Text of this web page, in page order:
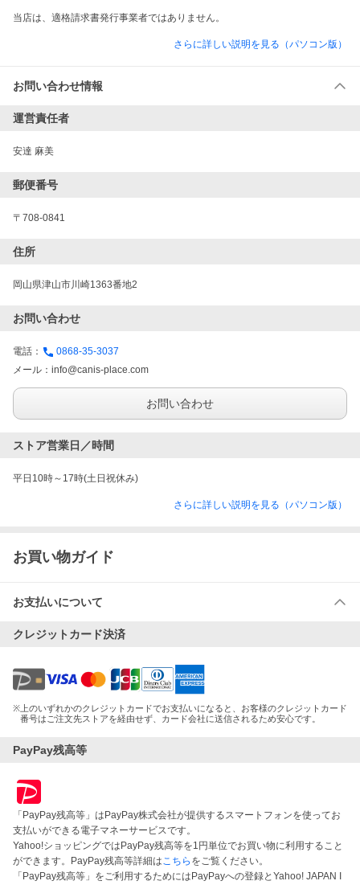
当店は、適格請求書発行事業者ではありません。
さらに詳しい説明を見る（パソコン版）
お問い合わせ情報
運営責任者
安達 麻美
郵便番号
〒708-0841
住所
岡山県津山市川崎1363番地2
お問い合わせ
電話：
0868-35-3037
メール： info@canis-place.com
お問い合わせ
ストア営業日／時間
平日10時～17時(土日祝休み)
さらに詳しい説明を見る（パソコン版）
お買い物ガイド
お支払いについて
クレジットカード決済
※ 上のいずれかのクレジットカードでお支払いになると、お客様のクレジットカード
番号はご注文先ストアを経由せず、カード会社に送信されるため安心です。
PayPay残高等
「PayPay残高等」はPayPay株式会社が提供するスマートフォンを使ってお
支払いができる電子マネーサービスです。
Yahoo!ショッピングではPayPay残高等を1円単位でお買い物に利用すること
ができます。PayPay残高等詳細はこちら をご覧ください。
「PayPay残高等」をご利用するためにはPayPayへの登録とYahoo! JAPAN I